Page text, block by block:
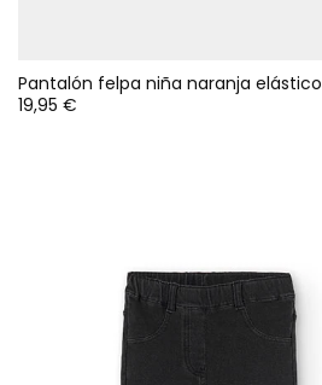
Pantalón felpa niña naranja elástico
19,95 €